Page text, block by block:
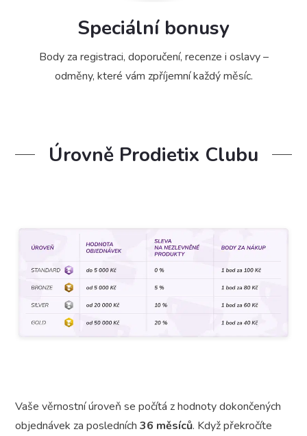
Speciální bonusy
Body za registraci, doporučení, recenze i oslavy –
odměny, které vám zpříjemní každý měsíc.
Úrovně Prodietix Clubu
Vaše věrnostní úroveň se počítá z hodnoty dokončených
objednávek za posledních 36 měsíců. Když překročíte